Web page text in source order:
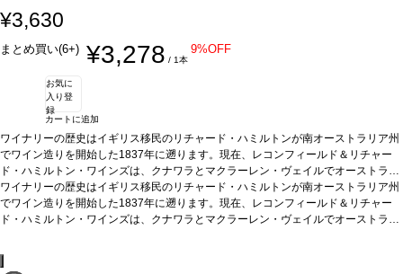
¥3,630
まとめ買い(6+) ¥3,278 / 1本
9%OFF
お気に
入り登
録
カートに追加
ワイナリーの歴史はイギリス移民のリチャード・ハミルトンが南オーストラリア州
でワイン造りを開始した1837年に遡ります。現在、レコンフィールド＆リチャー
ド・ハミルトン・ワインズは、クナワラとマクラーレン・ヴェイルでオーストラリ
アワインの発展に貢献。シン キュヴェ・ブランは素晴らしく豊かでクリーン、芳香
が強く、ピーチのタッチ、繊細なイーストのノーズ。風味はドライでエレガント、
クリーンでフレッシュな後味があります。リキュールが添加されていてクリーミー
生きとした泡が絶えなく連続して出てくる。ノーズは素晴らしく豊かでクリーン、
実に芳香が強く、ピーチのタッチがあり、更に繊細なイーストのニュアンスを持
ワイナリーの歴史はイギリス移民のリチャード・ハミルトンが南オーストラリア州
でワイン造りを開始した1837年に遡ります。現在、レコンフィールド＆リチャー
ド・ハミルトン・ワインズは、クナワラとマクラーレン・ヴェイルでオーストラリ
が強く、ピーチのタッチ、繊細なイーストのノーズ。風味はドライでエレガント、
クリーンでフレッシュな後味があります。リキュールが添加されていてクリーミー